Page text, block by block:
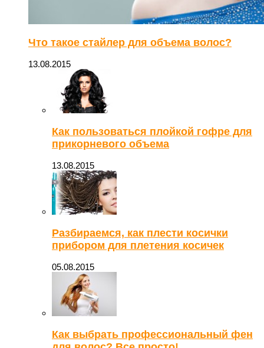
Что такое стайлер для объема волос?
13.08.2015
Как пользоваться плойкой гофре для
прикорневого объема
13.08.2015
Разбираемся, как плести косички
прибором для плетения косичек
05.08.2015
Как выбрать профессиональный фен